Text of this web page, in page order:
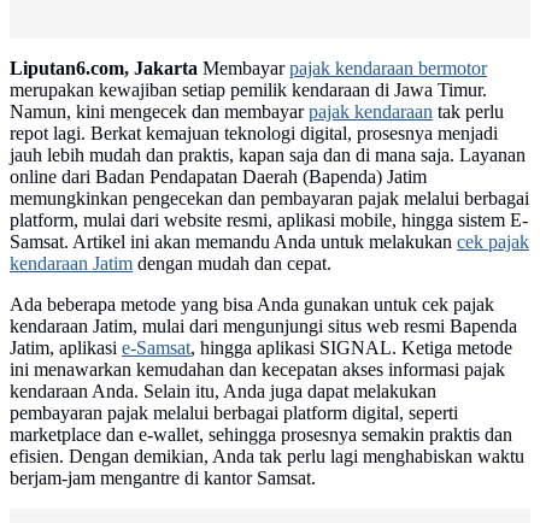
Liputan6.com, Jakarta Membayarpajak kendaraan bermotor
merupakan kewajiban setiap pemilik kendaraan di Jawa Timur.
Namun, kini mengecek dan membayarpajak kendaraan tak perlu
repot lagi. Berkat kemajuan teknologi digital, prosesnya menjadi
jauh lebih mudah dan praktis, kapan saja dan di mana saja. Layanan
online dari Badan Pendapatan Daerah (Bapenda) Jatim
memungkinkan pengecekan dan pembayaran pajak melalui berbagai
platform, mulai dari website resmi, aplikasi mobile, hingga sistem E-
Samsat. Artikel ini akan memandu Anda untuk melakukan cek pajak
kendaraan Jatim dengan mudah dan cepat.
Ada beberapa metode yang bisa Anda gunakan untuk cek pajak
kendaraan Jatim, mulai dari mengunjungi situs web resmi Bapenda
Jatim, aplikasi e-Samsat, hingga aplikasi SIGNAL. Ketiga metode
ini menawarkan kemudahan dan kecepatan akses informasi pajak
kendaraan Anda. Selain itu, Anda juga dapat melakukan
pembayaran pajak melalui berbagai platform digital, seperti
marketplace dan e-wallet, sehingga prosesnya semakin praktis dan
efisien. Dengan demikian, Anda tak perlu lagi menghabiskan waktu
berjam-jam mengantre di kantor Samsat.